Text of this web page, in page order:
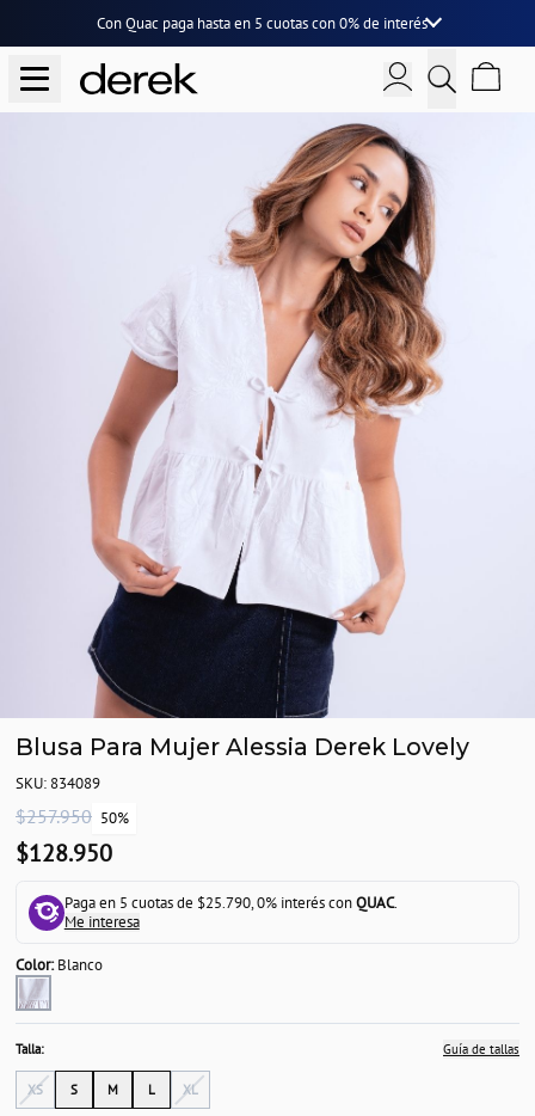
Con Quac paga hasta en 5 cuotascon0% de interés
Blusa Para Mujer Alessia Derek Lovely
SKU: 834089
$257.950 50%
$128.950
Paga en 5 cuotas de $25.790, 0% interés conQUAC.
Me interesa
Color:Blanco
Talla: Guía de tallas
XS S M L XL